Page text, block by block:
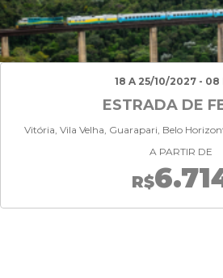
18 A 25/10/2027 - 08
ESTRADA DE
Vitória, Vila Velha, Guarapari, Belo
A PARTIR DE
R$